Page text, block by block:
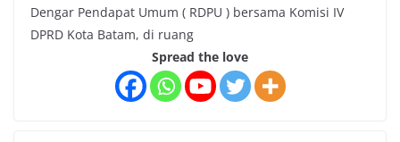
Dengar Pendapat Umum ( RDPU ) bersama Komisi IV
DPRD Kota Batam, di ruang
Spread the love